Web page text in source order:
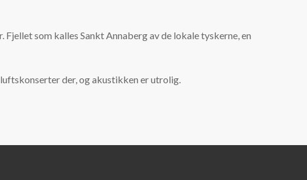
som kalles Sankt Annaberg av de lokale tyskerne, en
der, og akustikken er utrolig.